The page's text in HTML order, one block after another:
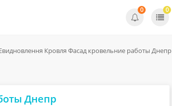
0 0
Кровля Фасад кровельние работы Днепр
Днепр